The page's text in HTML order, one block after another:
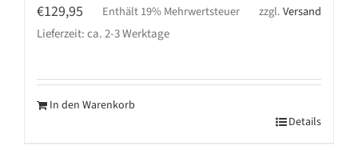
€129,95 Enthält 19% Mehrwertsteuer zzgl.Versand
Lieferzeit: ca. 2-3 Werktage
In den Warenkorb
Details